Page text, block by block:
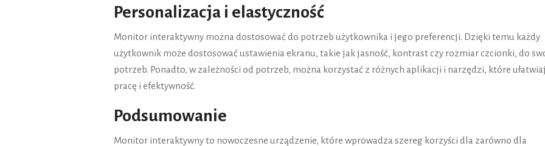
Personalizacja i elastyczność
Monitor interaktywny można dostosować do potrzeb użytkownika i jego preferencji. Dzięki temu każdy
użytkownik może dostosować ustawienia ekranu, takie jak jasność, kontrast czy rozmiar czcionki, do
potrzeb. Ponadto, w zależności od potrzeb, można korzystać z różnych aplikacji i narzędzi, które
pracę i efektywność.
Podsumowanie
Monitor interaktywny to nowoczesne urządzenie, które wprowadza szereg korzyści dla zarówno dla